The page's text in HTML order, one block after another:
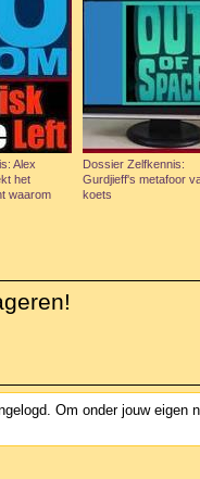
Alex
het
waarom
Dossier Zelfkennis:
Gurdjieff's metafoor
koets
Om onder jouw eigen